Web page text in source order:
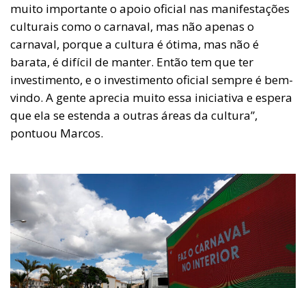
muito importante o apoio oficial nas manifestações
culturais como o carnaval, mas não apenas o
carnaval, porque a cultura é ótima, mas não é
barata, é difícil de manter. Então tem que ter
investimento, e o investimento oficial sempre é bem-
vindo. A gente aprecia muito essa iniciativa e espera
que ela se estenda a outras áreas da cultura”,
pontuou Marcos.